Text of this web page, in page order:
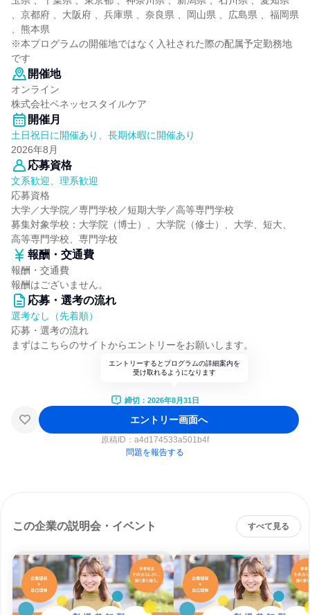
、京都府 、大阪府 、兵庫県 、奈良県 、岡山県 、広島県 、福岡県
、熊本県
※本プログラムの開催地ではなく入社された際の配属予定勤務地
です
開催地
オンライン
株式会社ベネッセスタイルケア
開催月
土日祝日に開催あり、長期休暇に開催あり
2026年8月
応募資格
文系歓迎、理系歓迎
応募資格
大学／大学院／専門学校／短期大学／高等専門学校
募集対象学校：大学院（博士）、大学院（修士）、大学、短大、
高等専門学校、専門学校
報酬・交通費
報酬・交通費
報酬はございません。
応募・選考の流れ
選考なし（先着順）
応募・選考の流れ
まずはこちらのサイトからエントリーをお願いします。
エントリーするとプログラムの詳細案内を
受け取れるようになります
締切：2026年8月31日
エントリー画面へ
原稿ID： a4d174533a501b4f
問題を報告する
この企業の説明会・イベント すべて見る